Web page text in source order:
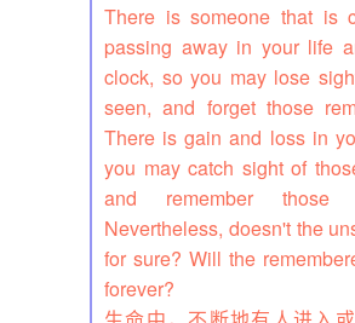
There is someone that is
passing away in your life
clock, so you may lose
seen, and forget those
There is gain and loss in
you may catch sight of
and remember those
Nevertheless, doesn't the
for sure? Will the
forever?